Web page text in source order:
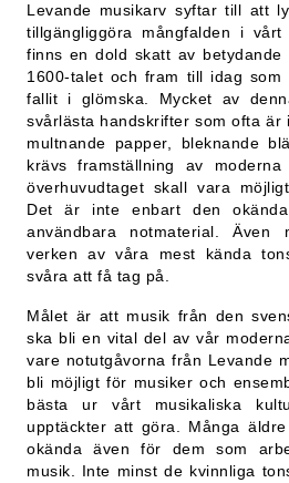
Levande musikarv syftar till att
tillgängliggöra mångfalden i
finns en dold skatt av betydande
1600-talet och fram till idag
fallit i glömska. Mycket av
svårlästa handskrifter som ofta är
multnande papper, bleknande
krävs framställning av
överhuvudtaget skall vara
Det är inte enbart den
användbara notmaterial.
verken av våra mest kända
svåra att få tag på.
Målet är att musik från den
ska bli en vital del av vår
vare notutgåvorna från Levande
bli möjligt för musiker och
bästa ur vårt musikaliska
upptäckter att göra. Många
okända även för dem som
musik. Inte minst de kvinnliga